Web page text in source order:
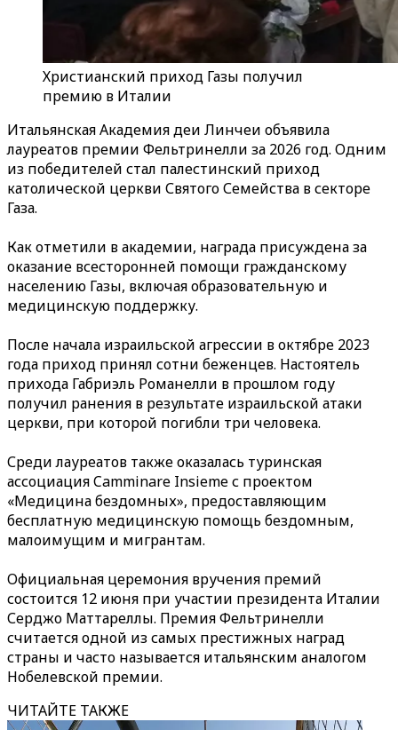
Христианский приход Газы получил
премию в Италии
Итальянская Академия деи Линчеи объявила
лауреатов премии Фельтринелли за 2026 год. Одним
из победителей стал палестинский приход
католической церкви Святого Семейства в секторе
Газа.
Как отметили в академии, награда присуждена за
оказание всесторонней помощи гражданскому
населению Газы, включая образовательную и
медицинскую поддержку.
После начала израильской агрессии в октябре 2023
года приход принял сотни беженцев. Настоятель
прихода Габриэль Романелли в прошлом году
получил ранения в результате израильской атаки
церкви, при которой погибли три человека.
Среди лауреатов также оказалась туринская
ассоциация Camminare Insieme с проектом
«Медицина бездомных», предоставляющим
бесплатную медицинскую помощь бездомным,
малоимущим и мигрантам.
Официальная церемония вручения премий
состоится 12 июня при участии президента Италии
Серджо Маттареллы. Премия Фельтринелли
считается одной из самых престижных наград
страны и часто называется итальянским аналогом
Нобелевской премии.
ЧИТАЙТЕ ТАКЖЕ